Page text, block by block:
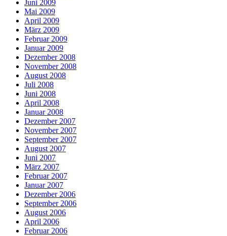
Juni 2009
Mai 2009
April 2009
März 2009
Februar 2009
Januar 2009
Dezember 2008
November 2008
August 2008
Juli 2008
Juni 2008
April 2008
Januar 2008
Dezember 2007
November 2007
September 2007
August 2007
Juni 2007
März 2007
Februar 2007
Januar 2007
Dezember 2006
September 2006
August 2006
April 2006
Februar 2006